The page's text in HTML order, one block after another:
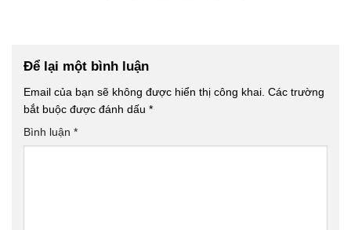
Để lại một bình luận
Email của bạn sẽ không được hiển thị công khai. Các trường
bắt buộc được đánh dấu *
Bình luận *